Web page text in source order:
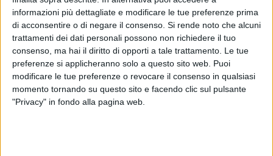
informazioni più dettagliate e modificare le tue preferenze prima
di acconsentire o di negare il consenso. Si rende noto che alcuni
trattamenti dei dati personali possono non richiedere il tuo
consenso, ma hai il diritto di opporti a tale trattamento. Le tue
preferenze si applicheranno solo a questo sito web. Puoi
modificare le tue preferenze o revocare il consenso in qualsiasi
momento tornando su questo sito e facendo clic sul pulsante
"Privacy" in fondo alla pagina web.
servizio a un raggruppamento temporaneo di imprese, lo
stesso è stato formalmente costituito e comunicato alla ASL
Bt che ha dato seguito firmando il contratto.
"L'iter prosegue senza intoppi - dice Tiziana Dimatteo,
Direttrice Generale ASL Bt - continueremo insieme con l'area
tecnica a seguire con attenzione tutti i passaggi della